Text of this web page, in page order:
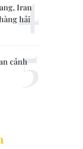
Iran
hải
cảnh